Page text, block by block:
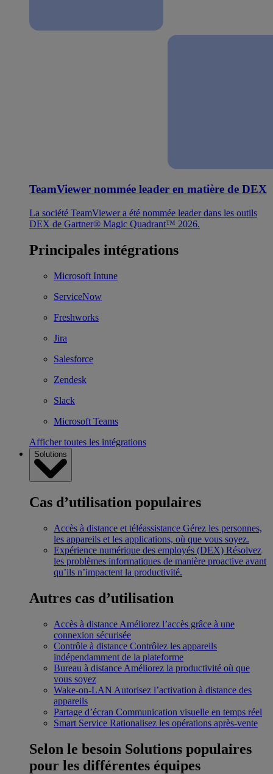
TeamViewer nommée leader en matière de DEX
La société TeamViewer a été nommée leader dans les outils
DEX de Gartner® Magic Quadrant™ 2026.
Principales intégrations
Microsoft Intune
ServiceNow
Freshworks
Jira
Salesforce
Zendesk
Slack
Microsoft Teams
Afficher toutes les intégrations
Solutions
Cas d’utilisation populaires
Accès à distance et téléassistance Gérez les personnes,
les appareils et les applications, où que vous soyez.
Expérience numérique des employés (DEX) Résolvez
les problèmes informatiques de manière proactive avant
qu’ils n’impactent la productivité.
Autres cas d’utilisation
Accès à distance Améliorez l’accès grâce à une
connexion sécurisée
Contrôle à distance Contrôlez les appareils
indépendamment de la plateforme
Bureau à distance Améliorez la productivité où que
vous soyez
Wake-on-LAN Autorisez l’activation à distance des
appareils
Partage d’écran Communication visuelle en temps réel
Smart Service Rationalisez les opérations après-vente
Selon le besoin Solutions populaires
pour les différentes équipes